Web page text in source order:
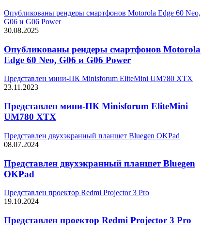
Опубликованы рендеры смартфонов Motorola Edge 60 Neo,
G06 и G06 Power
30.08.2025
Опубликованы рендеры смартфонов Motorola
Edge 60 Neo, G06 и G06 Power
Представлен мини-ПК Minisforum EliteMini UM780 XTX
23.11.2023
Представлен мини-ПК Minisforum EliteMini
UM780 XTX
Представлен двухэкранный планшет Bluegen OKPad
08.07.2024
Представлен двухэкранный планшет Bluegen
OKPad
Представлен проектор Redmi Projector 3 Pro
19.10.2024
Представлен проектор Redmi Projector 3 Pro